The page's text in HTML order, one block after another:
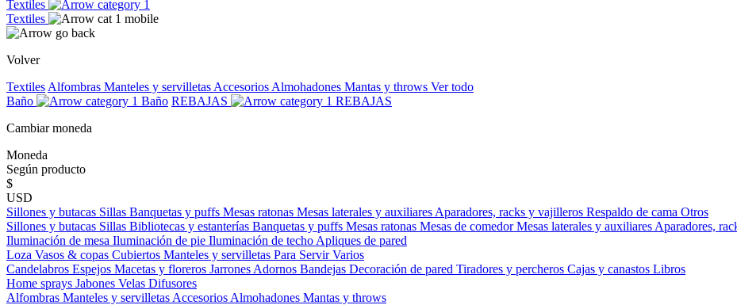
Textiles
Textiles
Volver
Textiles Alfombras Manteles y servilletas Accesorios Almohadones Mantas y throws Ver todo
Baño
Baño REBAJAS
REBAJAS
Cambiar moneda
Moneda
Según producto
$
USD
Sillones y butacas Sillas Banquetas y puffs Mesas ratonas Mesas laterales y auxiliares Aparadores, racks y vajilleros Respaldo de cama Otros
Sillones y butacas Sillas Bibliotecas y estanterías Banquetas y puffs Mesas ratonas Mesas de comedorMesas laterales y auxiliares Aparadores,
Iluminación de mesa Iluminación de pie Iluminación de techo Apliques de pared
Loza Vasos & copas Cubiertos Manteles y servilletas Para ServirVarios
Candelabros Espejos Macetas y floreros Jarrones Adornos Bandejas Decoración de pared Tiradores y percheros Cajas y canastos Libros
Home sprays Jabones Velas Difusores
Alfombras Manteles y servilletas Accesorios Almohadones Mantas y throws